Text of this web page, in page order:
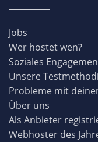
Jobs
Wer hostet wen?
Soziales
Unsere
Probleme mit
Über uns
Als Anbieter
Webhoster des